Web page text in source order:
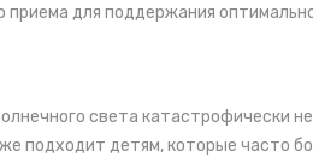
приема для поддержания
света катастрофически
подходит детям, которые часто